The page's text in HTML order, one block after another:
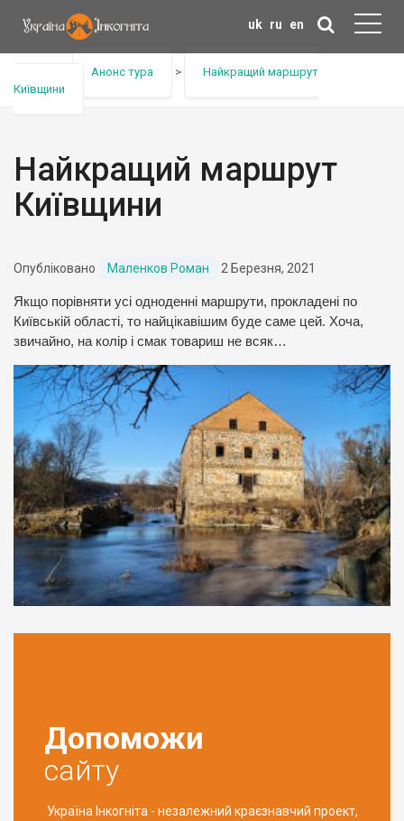
uk ru en
Анонс тура >
Найкращий маршрут
Київщини
Найкращий маршрут
Київщини
Опубліковано Маленков Роман 2 Березня, 2021
Якщо порівняти усі одноденні маршрути, прокладені по
Київській області, то найцікавішим буде саме цей. Хоча,
звичайно, на колір і смак товариш не всяк…
Допоможи
сайту
Україна Інкогніта - незалежний краєзнавчий проект,